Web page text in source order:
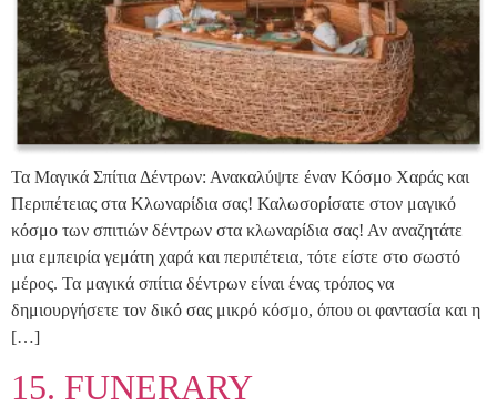
Τα Μαγικά Σπίτια Δέντρων: Ανακαλύψτε έναν Κόσμο Χαράς και
Περιπέτειας στα Κλωναρίδια σας! Καλωσορίσατε στον μαγικό
κόσμο των σπιτιών δέντρων στα κλωναρίδια σας! Αν αναζητάτε
μια εμπειρία γεμάτη χαρά και περιπέτεια, τότε είστε στο σωστό
μέρος. Τα μαγικά σπίτια δέντρων είναι ένας τρόπος να
δημιουργήσετε τον δικό σας μικρό κόσμο, όπου οι φαντασία και η
[…]
15. FUNERARY